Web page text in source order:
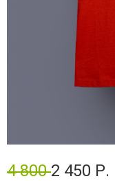
4 8002 450 Р.